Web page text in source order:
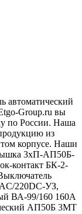
автоматический
Group.ru вы
по России. Наша
из
корпусе. Наши
3хП-АП50Б-
контакт БК-2-
220DC-УЗ,
ВА-99/160 160А
АП50Б 3МТ